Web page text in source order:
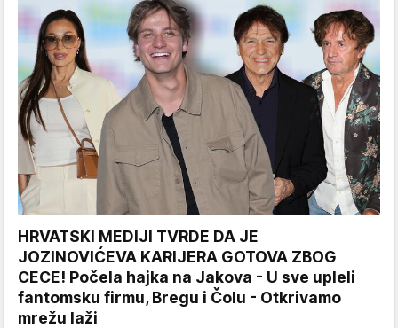
HRVATSKI MEDIJI TVRDE DA JE
JOZINOVIĆEVA KARIJERA GOTOVA ZBOG
CECE! Počela hajka na Jakova - U sve upleli
fantomsku firmu, Bregu i Čolu - Otkrivamo
mrežu laži